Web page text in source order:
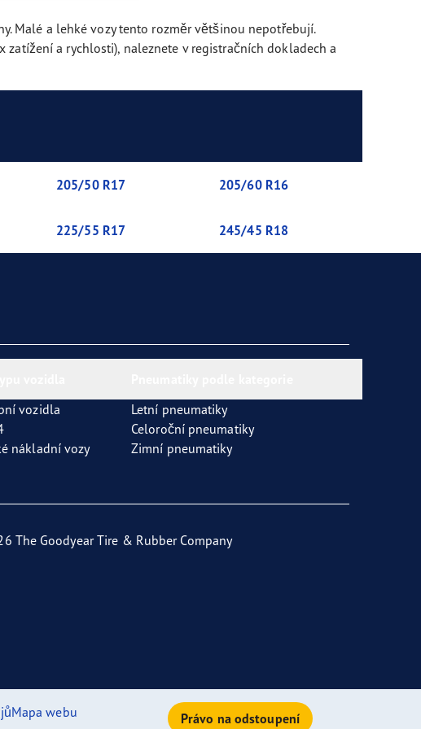
Malé a lehké vozy tento rozměr většinou nepotřebují.
a rychlosti), naleznete v registračních dokladech a
205/50 R17 205/60 R16
225/55 R17 245/45 R18
vozidla
nákladní vozy
Letní pneumatiky
Celoroční pneumatiky
Zimní pneumatiky
The Goodyear Tire & Rubber Company
Mapa webu
Právo na odstoupení